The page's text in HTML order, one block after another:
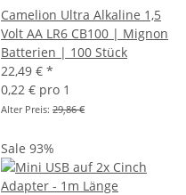
Camelion Ultra Alkaline 1,5
Volt AA LR6 CB100 | Mignon
Batterien | 100 Stück
22,49 € *
0,22 € pro 1
Alter Preis: 29,86 €
Sale 93%